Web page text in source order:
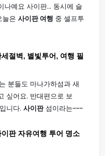
나예요 사이판... 동시에 슬
늘은 사이판 여행 중 셀프투
절벽, 별빛투어, 여행 필
분들도 마나가하섬과 새
싶어요. 반대편으로 보
니다. 사이판섬이라는~~~
판 자유여행 투어 명소